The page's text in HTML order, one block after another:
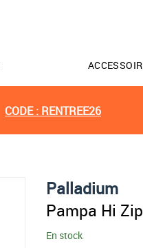
CODE : RENTREE26
Palladium
Pampa Hi
En stock